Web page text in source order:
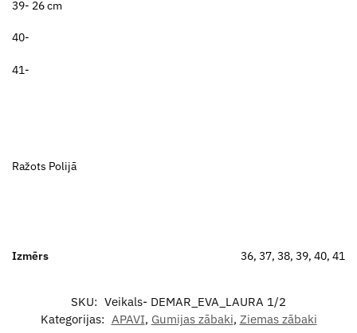
39- 26 cm
40-
41-
Ražots Polijā
Izmērs 36, 37, 38, 39, 40, 41
SKU: Veikals- DEMAR_EVA_LAURA 1/2
Kategorijas: APAVI, Gumijas zābaki, Ziemas zābaki